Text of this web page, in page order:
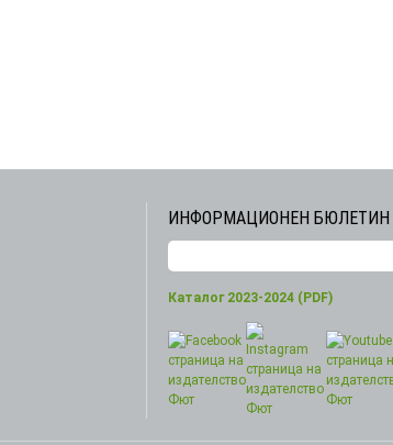
ИНФОРМАЦИОНЕН БЮЛЕТИН
Каталог 2023-2024 (PDF)